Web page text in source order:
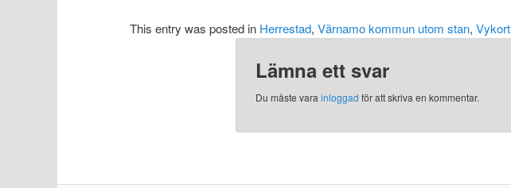
This entry was posted in Herrestad, Värnamo kommun utom stan, Vykort
Lämna ett svar
Du måste varainloggad för att skriva en kommentar.